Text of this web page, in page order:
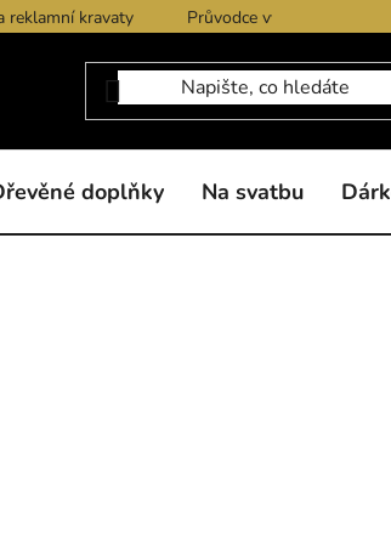
reklamní kravaty Průvodce výběrem produktů
doplňky Na svatbu